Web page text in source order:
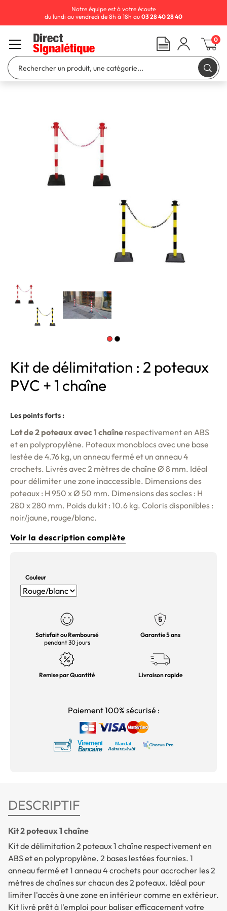
Kit de délimitation : 2 poteaux
PVC + 1 chaîne
Les points forts :
Lot de 2 poteaux avec 1 chaîne respectivement en ABS
et en polypropylène. Poteaux monoblocs avec une base
lestée de 4.76 kg, un anneau fermé et un anneau 4
crochets. Livrés avec 2 mètres de chaîne Ø 8 mm. Idéal
pour délimiter une zone inaccessible. Dimensions des
poteaux : H 950 x Ø 50 mm. Dimensions des socles : H
280 x 280 mm. Poids du kit : 10.6 kg. Coloris disponibles :
noir/jaune, rouge/blanc.
Voir la description complète
Couleur
Satisfait ou Remboursé
pendant 30 jours
Garantie 5 ans
Remise par Quantité Livraison rapide
Paiement 100% sécurisé :
DESCRIPTIF
Kit 2 poteaux 1 chaîne
Kit de délimitation 2 poteaux 1 chaîne respectivement en
ABS et en polypropylène. 2 bases lestées fournies. 1
anneau fermé et 1 anneau 4 crochets pour accrocher les 2
mètres de chaînes sur chacun des 2 poteaux. Idéal pour
limiter l'accès à une zone en intérieur comme en extérieur.
Kit livré prêt à l'emploi pour baliser efficacement votre
Notre équipe est à votre écoute
du lundi au vendredi de 8h à 18h au 03 28 40 28 40
0